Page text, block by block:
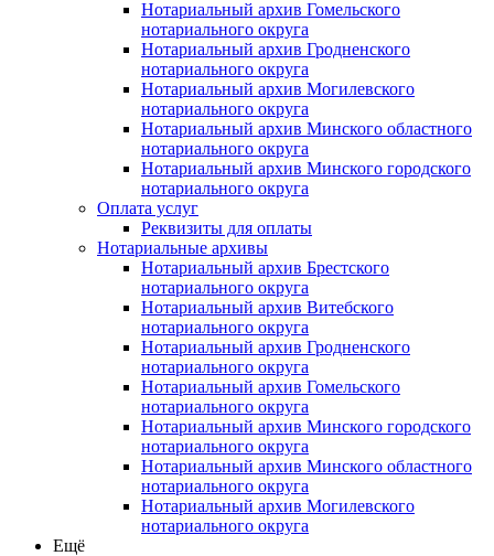
Нотариальный архив Гомельского
нотариального округа
Нотариальный архив Гродненского
нотариального округа
Нотариальный архив Могилевского
нотариального округа
Нотариальный архив Минского областного
нотариального округа
Нотариальный архив Минского городского
нотариального округа
Оплата услуг
Реквизиты для оплаты
Нотариальные архивы
Нотариальный архив Брестского
нотариального округа
Нотариальный архив Витебского
нотариального округа
Нотариальный архив Гродненского
нотариального округа
Нотариальный архив Гомельского
нотариального округа
Нотариальный архив Минского городского
нотариального округа
Нотариальный архив Минского областного
нотариального округа
Нотариальный архив Могилевского
нотариального округа
Ещё